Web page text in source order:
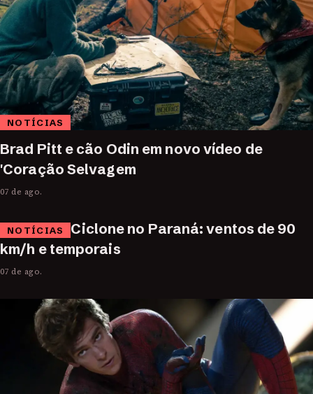
NOTÍCIAS
Brad Pitt e cão Odin em novo vídeo de
'Coração Selvagem
07 de ago.
NOTÍCIAS
Ciclone no Paraná: ventos de 90
km/h e temporais
07 de ago.